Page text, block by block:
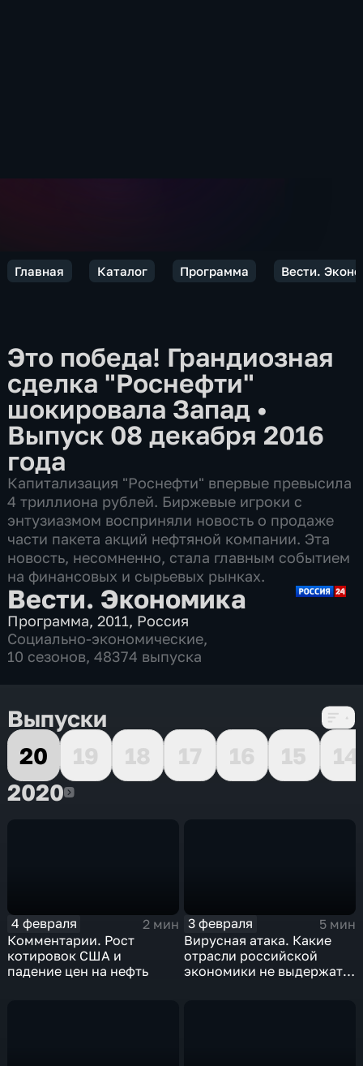
Главная Каталог Программа Вести.
Это победа! Грандиозная
сделка "Роснефти"
шокировала Запад •
Выпуск 08 декабря 2016
года
Капитализация "Роснефти" впервые превысила
4 триллиона рублей. Биржевые игроки с
энтузиазмом восприняли новость о продаже
части пакета акций нефтяной компании. Эта
новость, несомненно, стала главным событием
на финансовых и сырьевых рынках.
Вести. Экономика
Программа,2011, Россия
Социально-экономические,
10 сезонов, 48374 выпуска
Выпуски
20
19 18 17 16 15
14
20202020
4 февраля
2 мин
Комментарии. Рост
котировок США и
падение цен на нефть
3 февраля
5 мин
Вирусная атака. Какие
отрасли российской
экономики не выдержат